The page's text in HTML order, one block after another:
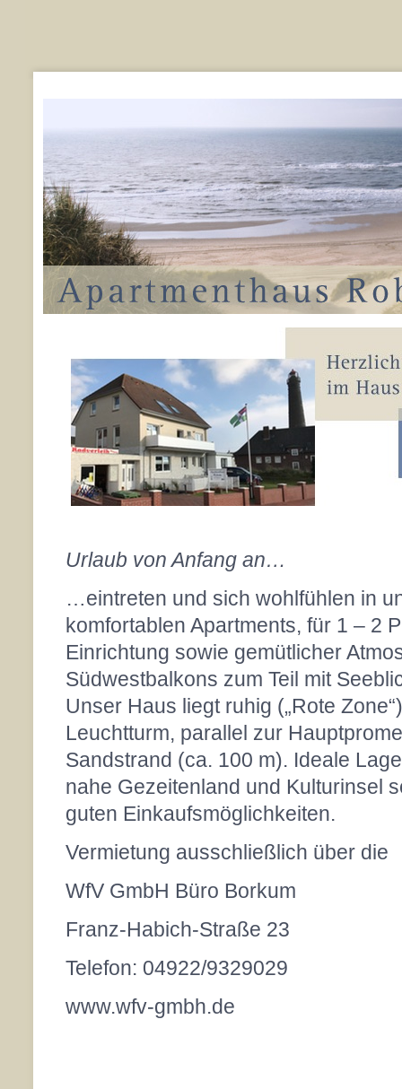
Urlaub von Anfang an…
…eintreten und sich wohlfühlen in
komfortablen Apartments, für 1 – 2
Einrichtung sowie gemütlicher
Südwestbalkons zum Teil mit
Unser Haus liegt ruhig („Rote
Leuchtturm, parallel zur
Sandstrand (ca. 100 m). Ideale
nahe Gezeitenland und Kulturinsel
guten Einkaufsmöglichkeiten.
Vermietung ausschließlich über die
WfV GmbH Büro Borkum
Franz-Habich-Straße 23
Telefon: 04922/9329029
www.wfv-gmbh.de